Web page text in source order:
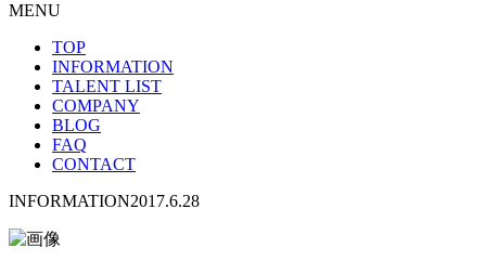
MENU
TOP
INFORMATION
TALENT LIST
COMPANY
BLOG
FAQ
CONTACT
INFORMATION2017.6.28